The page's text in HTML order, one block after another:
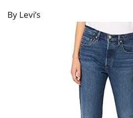
By Levi’s